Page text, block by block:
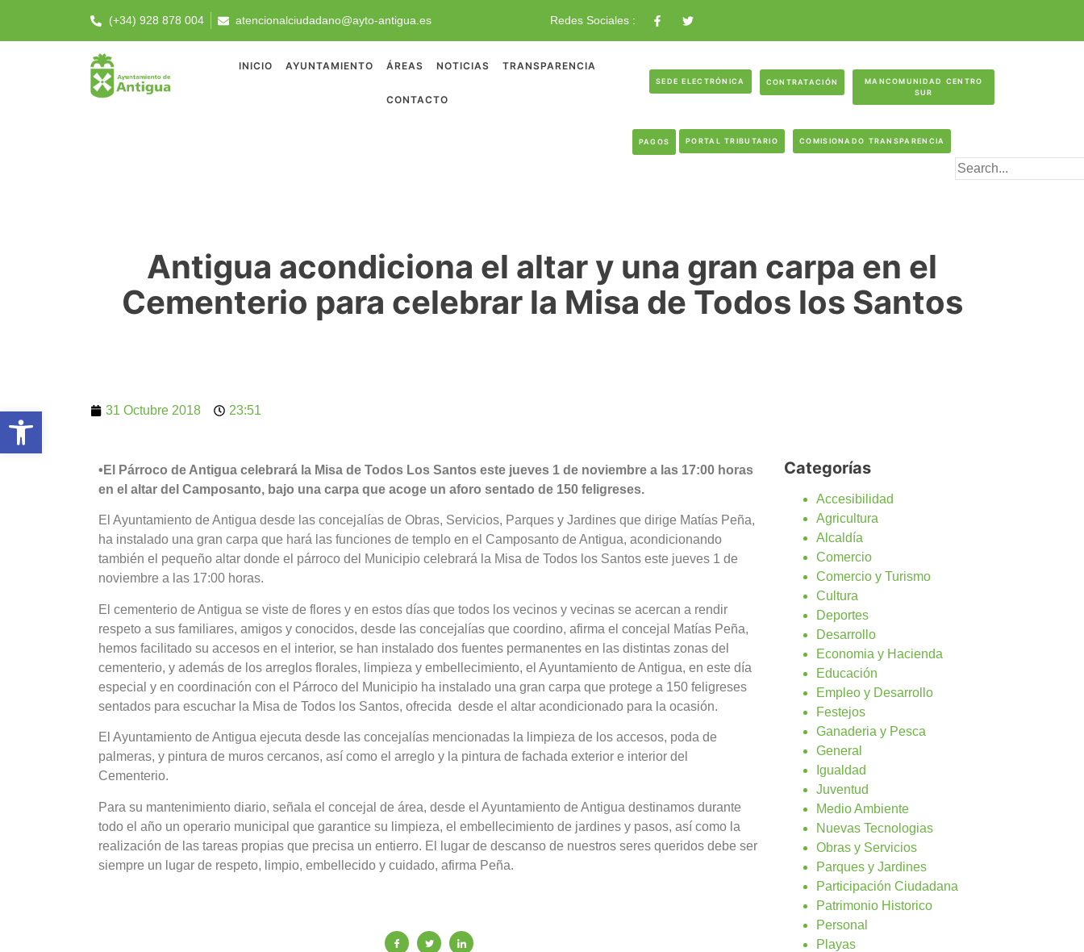
(+34) 928 878 004 atencionalciudadano@ayto-antigua.es Redes Sociales :
INICIO AYUNTAMIENTO ÁREAS NOTICIAS TRANSPARENCIA
CONTACTO
SEDE ELECTRÓNICA CONTRATACIÓN
MANCOMUNIDAD CENTRO
SUR
PAGOS PORTAL TRIBUTARIO COMISIONADO TRANSPARENCIA
Antigua acondiciona el altar y una gran carpa en el
Cementerio para celebrar la Misa de Todos los Santos
31 Octubre 2018 23:51
•El Párroco de Antigua celebrará la Misa de Todos Los Santos este jueves 1 de noviembre a las 17:00 horas
en el altar del Camposanto, bajo una carpa que acoge un aforo sentado de 150 feligreses.
El Ayuntamiento de Antigua desde las concejalías de Obras, Servicios, Parques y Jardines que dirige Matías Peña,
ha instalado una gran carpa que hará las funciones de templo en el Camposanto de Antigua, acondicionando
también el pequeño altar donde el párroco del Municipio celebrará la Misa de Todos los Santos este jueves 1 de
noviembre a las 17:00 horas.
El cementerio de Antigua se viste de flores y en estos días que todos los vecinos y vecinas se acercan a rendir
respeto a sus familiares, amigos y conocidos, desde las concejalías que coordino, afirma el concejal Matías Peña,
hemos facilitado su accesos en el interior, se han instalado dos fuentes permanentes en las distintas zonas del
cementerio, y además de los arreglos florales, limpieza y embellecimiento, el Ayuntamiento de Antigua, en este día
especial y en coordinación con el Párroco del Municipio ha instalado una gran carpa que protege a 150 feligreses
sentados para escuchar la Misa de Todos los Santos, ofrecida desde el altar acondicionado para la ocasión.
El Ayuntamiento de Antigua ejecuta desde las concejalías mencionadas la limpieza de los accesos, poda de
palmeras, y pintura de muros cercanos, así como el arreglo y la pintura de fachada exterior e interior del
Cementerio.
Para su mantenimiento diario, señala el concejal de área, desde el Ayuntamiento de Antigua destinamos durante
todo el año un operario municipal que garantice su limpieza, el embellecimiento de jardines y pasos, así como la
realización de las tareas propias que precisa un entierro. El lugar de descanso de nuestros seres queridos debe ser
siempre un lugar de respeto, limpio, embellecido y cuidado, afirma Peña.
Categorías
Accesibilidad
Agricultura
Alcaldía
Comercio
Comercio y Turismo
Cultura
Deportes
Desarrollo
Economia y Hacienda
Educación
Empleo y Desarrollo
Festejos
Ganaderia y Pesca
General
Igualdad
Juventud
Medio Ambiente
Nuevas Tecnologias
Obras y Servicios
Parques y Jardines
Participación Ciudadana
Patrimonio Historico
Personal
Playas
Abrir barra de herramientas